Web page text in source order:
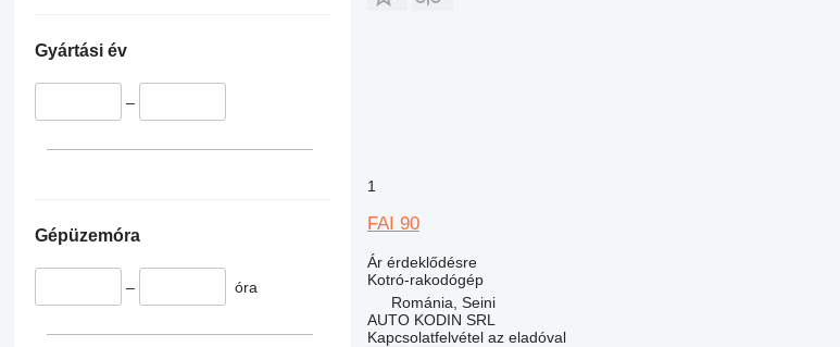
Gyártási év
–
Gépüzemóra
– óra
1
FAI 90
Ár érdeklődésre
Kotró-rakodógép
Románia, Seini
AUTO KODIN SRL
Kapcsolatfelvétel az eladóval